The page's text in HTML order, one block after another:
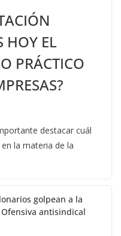
HOY EL
PRÁCTICO
destacar cuál
la materia de la
golpean a la
antisindical